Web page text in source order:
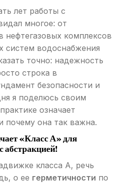
лет работы с
многое: от
нефтегазовых комплексов
систем водоснабжения
точно: надежность
строка в
безопасности и
я поделюсь своим
означает
почему она так важна.
«Класс А» для
абстракцией!
класса А, речь
о ее герметичности по